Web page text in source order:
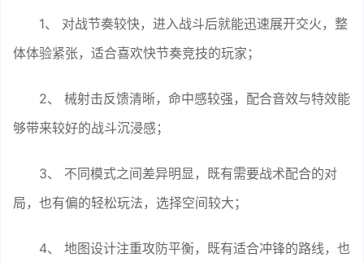
1、 对战节奏较快，进入战斗后就能迅速展开交火，整
体体验紧张，适合喜欢快节奏竞技的玩家；
2、 械射击反馈清晰，命中感较强，配合音效与特效能
够带来较好的战斗沉浸感；
3、 不同模式之间差异明显，既有需要战术配合的对
局，也有偏的轻松玩法，选择空间较大；
4、 地图设计注重攻防平衡，既有适合冲锋的路线，也